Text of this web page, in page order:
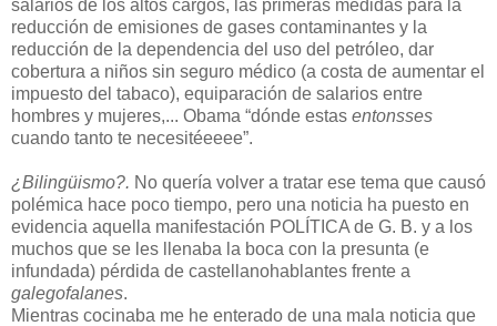
salarios de los altos cargos, las primeras medidas para la
reducción de emisiones de gases contaminantes y la
reducción de la dependencia del uso del petróleo, dar
cobertura a niños sin seguro médico (a costa de aumentar el
impuesto del tabaco), equiparación de salarios entre
hombres y mujeres,... Obama “dónde estas entonsses
cuando tanto te necesitéeeee”.
¿Bilingüismo?. No quería volver a tratar ese tema que causó
polémica hace poco tiempo, pero una noticia ha puesto en
evidencia aquella manifestación POLÍTICA de G. B. y a los
muchos que se les llenaba la boca con la presunta (e
infundada) pérdida de castellanohablantes frente a
galegofalanes.
Mientras cocinaba me he enterado de una mala noticia que